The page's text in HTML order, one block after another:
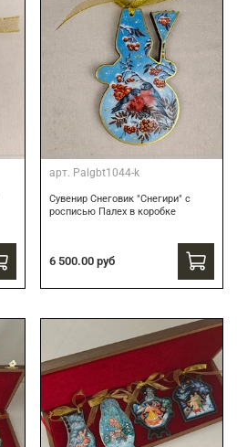
арт. Palgbt1044-k
Сувенир Снеговик "Снегири" с
росписью Палех в коробке
6 500.00 руб